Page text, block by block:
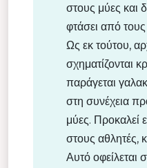
στους μύες και
φτάσει από
Ως εκ τούτου,
σχηματίζονται
παράγεται
στη συνέχεια
μύες. Προκαλεί
στους αθλητές,
Αυτό οφείλεται